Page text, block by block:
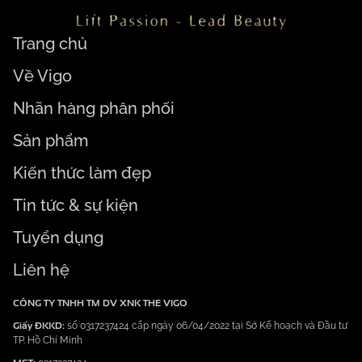
Trang chủ
Về Vigo
Nhãn hàng phân phối
Sản phẩm
Kiến thức làm đẹp
Tin tức & sự kiện
Tuyển dụng
Liên hệ
CÔNG TY TNHH TM DV XNK THE VIGO
Giấy ĐKKD: số 0317237424 cấp ngày 06/04/2022 tại Sở Kế hoạch và Đầu tư
TP. Hồ Chí Minh